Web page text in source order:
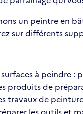
un peintre en
sur différents
surfaces à peindre :
produits de
travaux de